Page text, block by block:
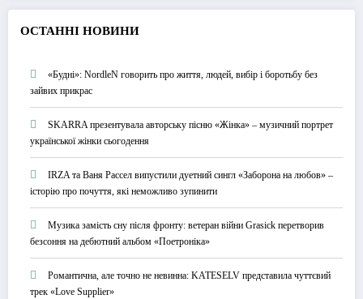
ОСТАННІ НОВИНИ
«Будні»: NordleN говорить про життя, людей, вибір і боротьбу без
зайвих прикрас
SKARRA презентувала авторську пісню «Жінка» – музичний портрет
української жінки сьогодення
IRZA та Ваня Рассел випустили дуетний сингл «Заборона на любов» –
історію про почуття, які неможливо зупинити
Музика замість сну після фронту: ветеран війни Grasick перетворив
безсоння на дебютний альбом «Поетроніка»
Романтична, але точно не невинна: KATESELV представила чуттєвий
трек «Love Supplier»